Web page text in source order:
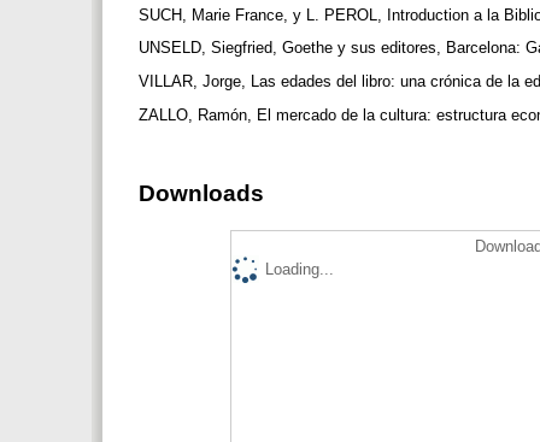
SUCH, Marie France, y L. PEROL, Introduction a la
UNSELD, Siegfried, Goethe y sus editores, Barcelona:
VILLAR, Jorge, Las edades del libro: una crónica de la
ZALLO, Ramón, El mercado de la cultura: estructura
Downloads
Loading...